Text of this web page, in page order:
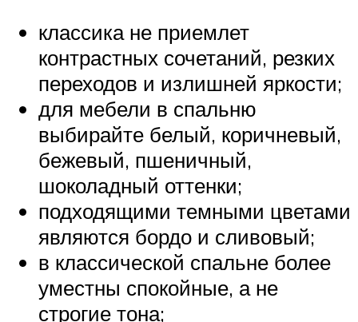
классика не приемлет
контрастных сочетаний, резких
переходов и излишней яркости;
для мебели в спальню
выбирайте белый, коричневый,
бежевый, пшеничный,
шоколадный оттенки;
подходящими темными цветами
являются бордо и сливовый;
в классической спальне более
уместны спокойные, а не
строгие тона;